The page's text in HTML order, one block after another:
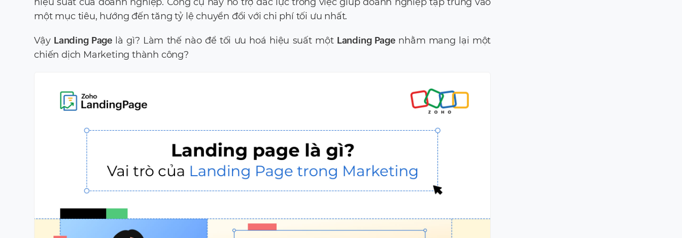
một mục tiêu, hướng đến tăng tỷ lệ chuyển đổi với chi phí tối ưu nhất.
Vậy Landing Page là gì? Làm thế nào để tối ưu hoá hiệu suất một Landing Pagenhằm mang lại một
chiến dịch Marketing thành công?